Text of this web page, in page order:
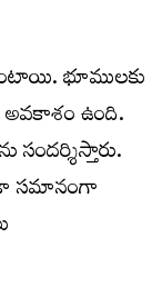
భూములకు
ఉంది.
సందర్శిస్తారు.
సమానంగా